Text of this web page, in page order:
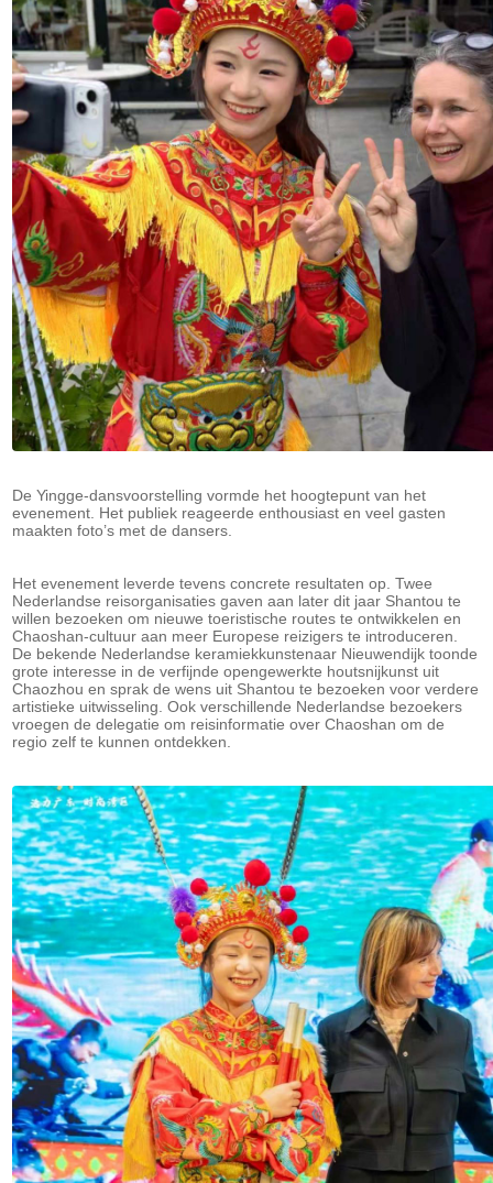
De Yingge-dansvoorstelling vormde het hoogtepunt van het
evenement. Het publiek reageerde enthousiast en veel gasten
maakten foto’s met de dansers.
Het evenement leverde tevens concrete resultaten op. Twee
Nederlandse reisorganisaties gaven aan later dit jaar Shantou te
willen bezoeken om nieuwe toeristische routes te ontwikkelen en
Chaoshan-cultuur aan meer Europese reizigers te introduceren.
De bekende Nederlandse keramiekkunstenaar Nieuwendijk toonde
grote interesse in de verfijnde opengewerkte houtsnijkunst uit
Chaozhou en sprak de wens uit Shantou te bezoeken voor verdere
artistieke uitwisseling. Ook verschillende Nederlandse bezoekers
vroegen de delegatie om reisinformatie over Chaoshan om de
regio zelf te kunnen ontdekken.